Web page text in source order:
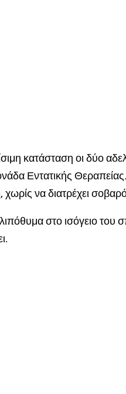
κατάσταση οι δύο
Εντατικής
χωρίς να διατρέχει
στο ισόγειο του